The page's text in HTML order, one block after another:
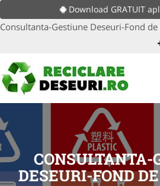
Download GRATUIT
Consultanta-Gestiune Deseuri-Fond
CONSULTANTA-
DESEURI-FOND